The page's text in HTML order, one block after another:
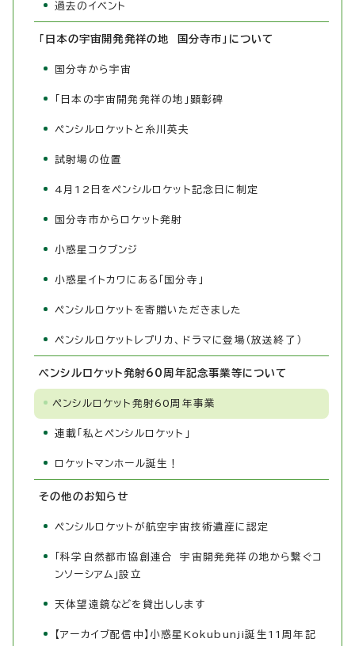
過去のイベント
「日本の宇宙開発発祥の地 国分寺市」について
国分寺から宇宙
「日本の宇宙開発発祥の地」顕彰碑
ペンシルロケットと糸川英夫
試射場の位置
4月12日をペンシルロケット記念日に制定
国分寺市からロケット発射
小惑星コクブンジ
小惑星イトカワにある「国分寺」
ペンシルロケットを寄贈いただきました
ペンシルロケットレプリカ、ドラマに登場（放送終了）
ペンシルロケット発射60周年記念事業等について
ペンシルロケット発射60周年事業
連載「私とペンシルロケット」
ロケットマンホール誕生！
その他のお知らせ
ペンシルロケットが航空宇宙技術遺産に認定
「科学自然都市協創連合 宇宙開発発祥の地から繋ぐコ
ンソーシアム」設立
天体望遠鏡などを貸出しします
【アーカイブ配信中】小惑星Kokubunji誕生11周年記